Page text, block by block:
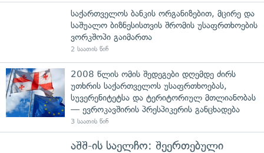
საქართველოს ბანკის ორგანიზებით, მცირე და
საშუალო ბიზნესისთვის შრომის უსაფრთხოების
ვორკშოპი გაიმართა
2 საათის წინ
2008 წლის ომის შედეგები დღემდე ძირს
უთხრის საქართველოს უსაფრთხოებას,
სუვერენიტეტსა და ტერიტორიულ მთლიანობას
— ევროკავშირის პრესპიკერის განცხადება
3 საათის წინ
აშშ-ის საელჩო: შეერთებული